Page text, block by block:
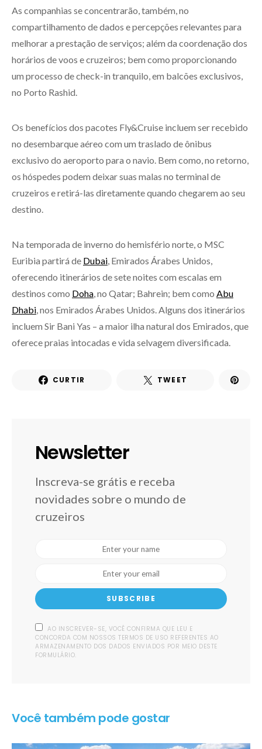
As companhias se concentrarão, também, no
compartilhamento de dados e percepções relevantes para
melhorar a prestação de serviços; além da coordenação dos
horários de voos e cruzeiros; bem como proporcionando
um processo de check-in tranquilo, em balcões exclusivos,
no Porto Rashid.
Os benefícios dos pacotes Fly&Cruise incluem ser recebido
no desembarque aéreo com um traslado de ônibus
exclusivo do aeroporto para o navio. Bem como, no retorno,
os hóspedes podem deixar suas malas no terminal de
cruzeiros e retirá-las diretamente quando chegarem ao seu
destino.
Na temporada de inverno do hemisfério norte, o MSC
Euribia partirá de Dubai , Emirados Árabes Unidos,
oferecendo itinerários de sete noites com escalas em
destinos como Doha , no Qatar; Bahrein; bem como Abu
Dhabi , nos Emirados Árabes Unidos. Alguns dos itinerários
incluem Sir Bani Yas – a maior ilha natural dos Emirados, que
oferece praias intocadas e vida selvagem diversificada.
CURTIR TWEET
Newsletter
Inscreva-se grátis e receba
novidades sobre o mundo de
cruzeiros
SUBSCRIBE
AO INSCREVER-SE, VOCÊ CONFIRMA QUE LEU E
CONCORDA COM NOSSOS TERMOS DE USO REFERENTES AO
ARMAZENAMENTO DOS DADOS ENVIADOS POR MEIO DESTE
FORMULÁRIO.
Você também pode gostar